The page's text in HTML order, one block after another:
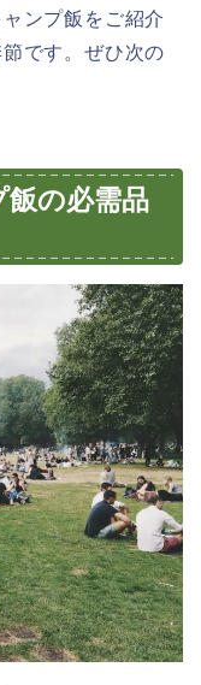
ンプ飯をご紹介
です。ぜひ次の
の必需品